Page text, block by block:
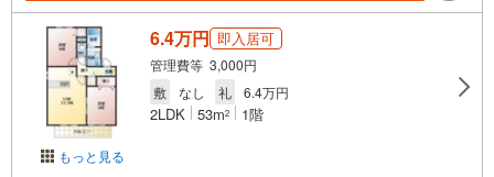
もっと見る
6.4万円 即入居可
管理費等 3,000円
敷
なし 礼 6.4万円
2LDK 53m2 1階